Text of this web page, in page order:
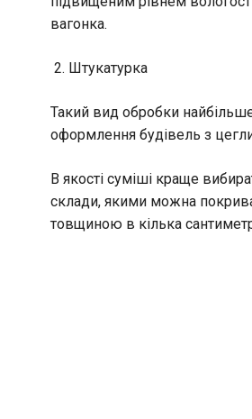
вагонка.
Штукатурка
Такий вид обробки
оформлення будівель з
В якості суміші краще
склади, якими можна
товщиною в кілька